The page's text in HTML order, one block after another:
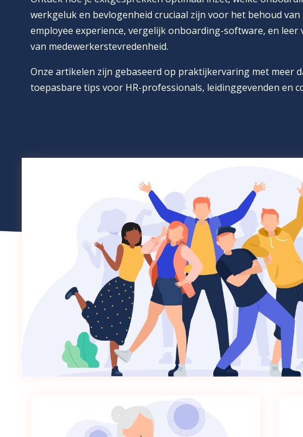
werkgeluk en bevlogenheid cruciaal zijn voor het behoud
employee experience, vergelijk onboarding-software, en leer
van medewerkerstevredenheid.
Onze artikelen zijn gebaseerd op praktijkervaring met meer
toepasbare tips voor HR-professionals, leidinggevenden en